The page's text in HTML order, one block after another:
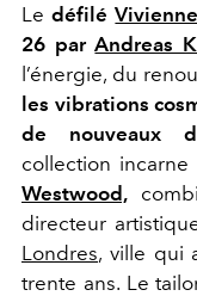
Le défilé
26 parAndreas
l’énergie, du
les vibrations
de nouveaux
collection
Westwood,
directeur
Londres, ville qui
trente ans. Le